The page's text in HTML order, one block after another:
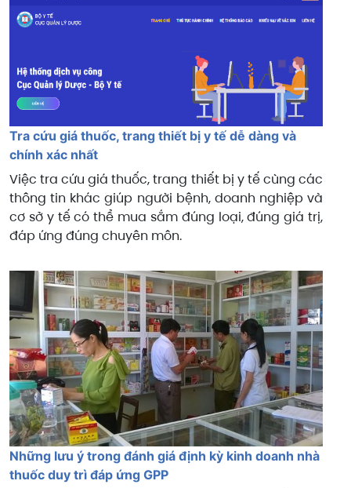
Tra cứu giá thuốc, trang thiết bị y tế dễ dàng và
chính xác nhất
Việc tra cứu giá thuốc, trang thiết bị y tế cùng các
thông tin khác giúp người bệnh, doanh nghiệp và
cơ sở y tế có thể mua sắm đúng loại, đúng giá trị,
đáp ứng đúng chuyên môn.
Những lưu ý trong đánh giá định kỳ kinh doanh nhà
thuốc duy trì đáp ứng GPP